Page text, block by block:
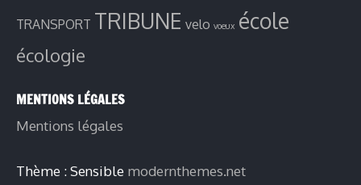
TRANSPORT TRIBUNE velo voeux école
écologie
MENTIONS LÉGALES
Mentions légales
Thème : Sensible modernthemes.net